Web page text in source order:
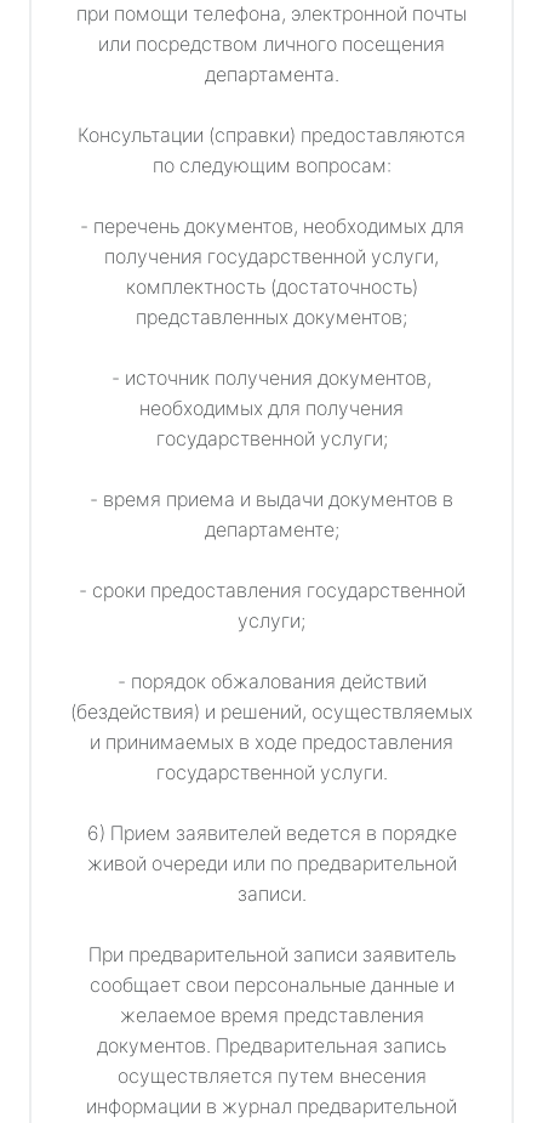
при помощи телефона, электронной почты
или посредством личного посещения
департамента.
Консультации (справки) предоставляются
по следующим вопросам:
- перечень документов, необходимых для
получения государственной услуги,
комплектность (достаточность)
представленных документов;
- источник получения документов,
необходимых для получения
государственной услуги;
- время приема и выдачи документов в
департаменте;
- сроки предоставления государственной
услуги;
- порядок обжалования действий
(бездействия) и решений, осуществляемых
и принимаемых в ходе предоставления
государственной услуги.
6) Прием заявителей ведется в порядке
живой очереди или по предварительной
записи.
При предварительной записи заявитель
сообщает свои персональные данные и
желаемое время представления
документов. Предварительная запись
осуществляется путем внесения
информации в журнал предварительной